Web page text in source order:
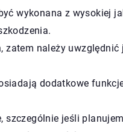
wykonana z wysokiej
należy uwzględnić
dodatkowe
szczególnie jeśli